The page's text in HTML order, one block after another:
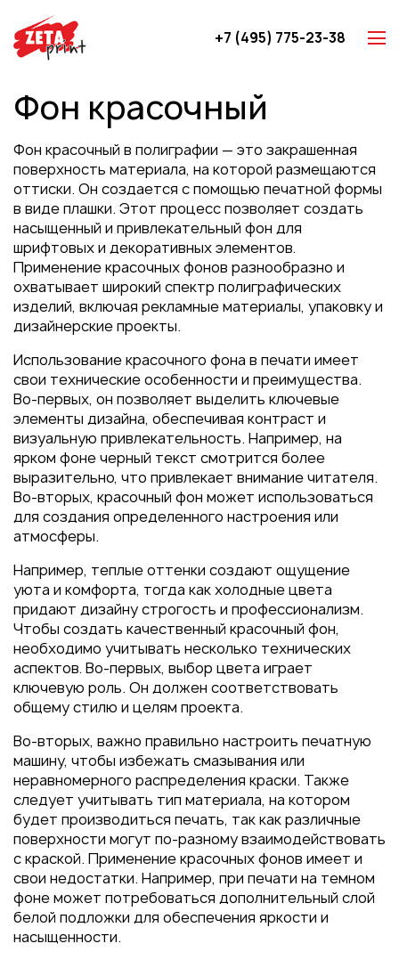
Брошюры
Игральные карты
Каталоги
Листовки
Книги
Папки
Календари
Блокноты с логотипом
Пакеты
Конверты
Журналы
Полиграфия для выставок
под ключ
+7 (495) 775-23-38
Фон красочный
Фон красочный в полиграфии — это закрашенная
поверхность материала, на которой размещаются
оттиски. Он создается с помощью печатной формы
в виде плашки. Этот процесс позволяет создать
насыщенный и привлекательный фон для
шрифтовых и декоративных элементов.
Применение красочных фонов разнообразно и
охватывает широкий спектр полиграфических
изделий, включая рекламные материалы, упаковку и
дизайнерские проекты.
Использование красочного фона в печати имеет
свои технические особенности и преимущества.
Во-первых, он позволяет выделить ключевые
элементы дизайна, обеспечивая контраст и
визуальную привлекательность. Например, на
ярком фоне черный текст смотрится более
выразительно, что привлекает внимание читателя.
Во-вторых, красочный фон может использоваться
для создания определенного настроения или
атмосферы.
Например, теплые оттенки создают ощущение
уюта и комфорта, тогда как холодные цвета
придают дизайну строгость и профессионализм.
Чтобы создать качественный красочный фон,
необходимо учитывать несколько технических
аспектов. Во-первых, выбор цвета играет
ключевую роль. Он должен соответствовать
общему стилю и целям проекта.
Во-вторых, важно правильно настроить печатную
машину, чтобы избежать смазывания или
неравномерного распределения краски. Также
следует учитывать тип материала, на котором
будет производиться печать, так как различные
поверхности могут по-разному взаимодействовать
с краской. Применение красочных фонов имеет и
свои недостатки. Например, при печати на темном
фоне может потребоваться дополнительный слой
белой подложки для обеспечения яркости и
насыщенности.